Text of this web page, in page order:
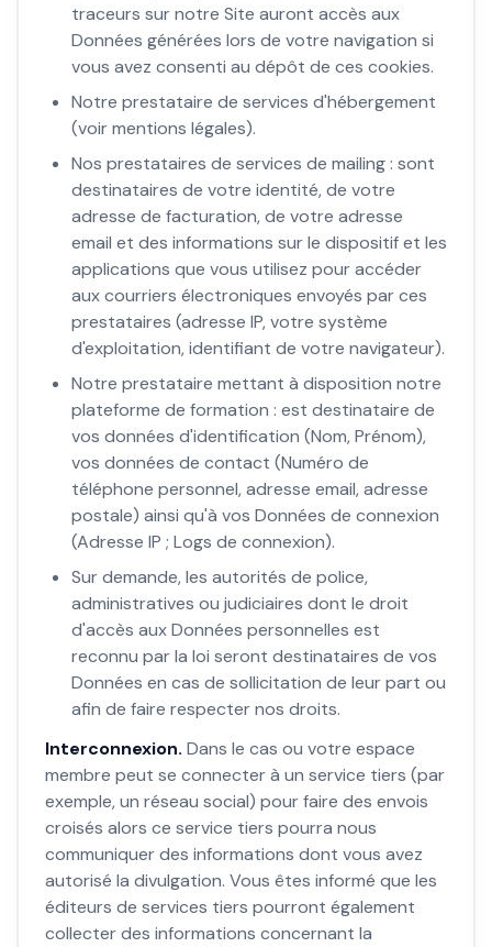
traceurs sur notre Site auront accès aux
Données générées lors de votre navigation si
vous avez consenti au dépôt de ces cookies.
Notre prestataire de services d'hébergement
(voir mentions légales).
Nos prestataires de services de mailing : sont
destinataires de votre identité, de votre
adresse de facturation, de votre adresse
email et des informations sur le dispositif et les
applications que vous utilisez pour accéder
aux courriers électroniques envoyés par ces
prestataires (adresse IP, votre système
d'exploitation, identifiant de votre navigateur).
Notre prestataire mettant à disposition notre
plateforme de formation : est destinataire de
vos données d'identification (Nom, Prénom),
vos données de contact (Numéro de
téléphone personnel, adresse email, adresse
postale) ainsi qu'à vos Données de connexion
(Adresse IP ; Logs de connexion).
Sur demande, les autorités de police,
administratives ou judiciaires dont le droit
d'accès aux Données personnelles est
reconnu par la loi seront destinataires de vos
Données en cas de sollicitation de leur part ou
afin de faire respecter nos droits.
Interconnexion. Dans le cas ou votre espace
membre peut se connecter à un service tiers (par
exemple, un réseau social) pour faire des envois
croisés alors ce service tiers pourra nous
communiquer des informations dont vous avez
autorisé la divulgation. Vous êtes informé que les
éditeurs de services tiers pourront également
collecter des informations concernant la